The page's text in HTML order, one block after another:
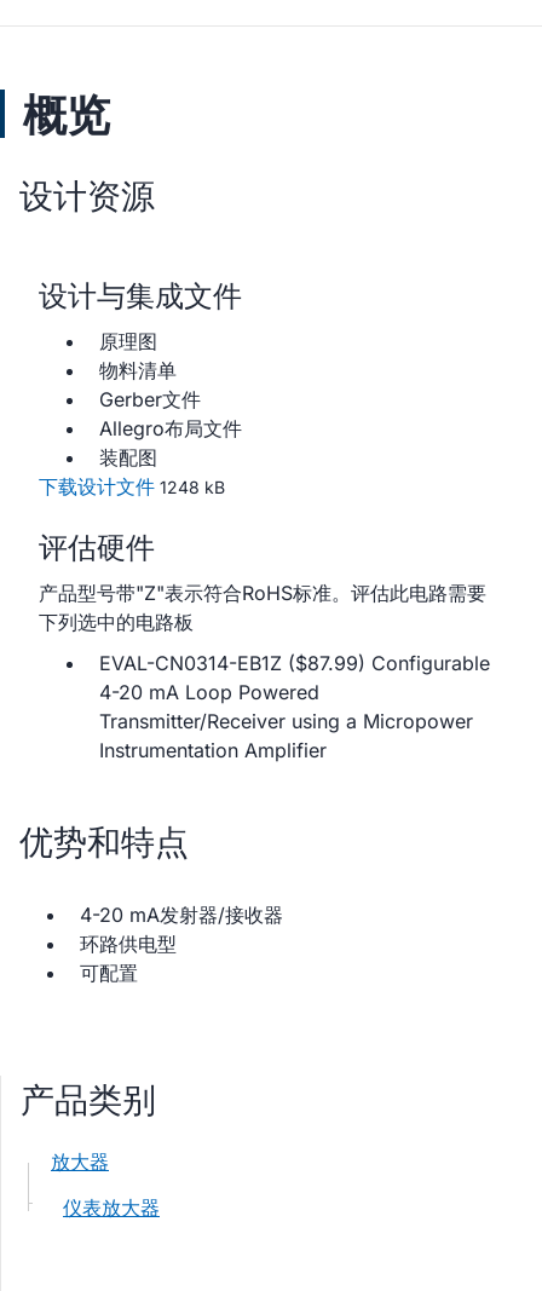
概览
设计资源
设计与集成文件
原理图
物料清单
Gerber文件
Allegro布局文件
装配图
下载设计文件 1248 kB
评估硬件
产品型号带"Z"表示符合RoHS标准。评估此电路需要
下列选中的电路板
EVAL-CN0314-EB1Z ($87.99) Configurable
4-20 mA Loop Powered
Transmitter/Receiver using a Micropower
Instrumentation Amplifier
优势和特点
4-20 mA发射器/接收器
环路供电型
可配置
产品类别
放大器
仪表放大器